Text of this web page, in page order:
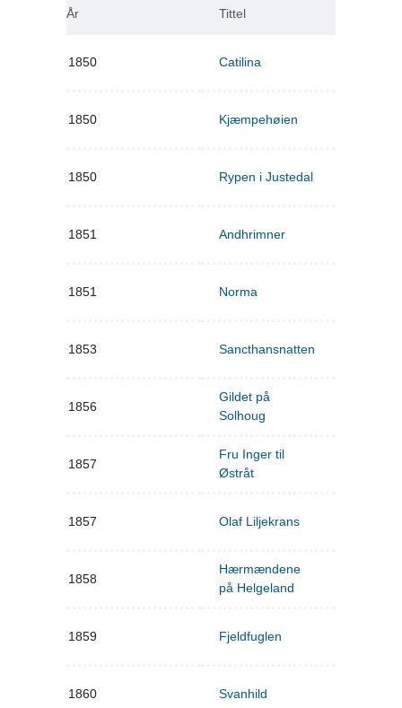
År Tittel
1850 Catilina
1850 Kjæmpehøien
1850 Rypen i Justedal
1851 Andhrimner
1851 Norma
1853 Sancthansnatten
1856
Gildet på
Solhoug
1857
Fru Inger til
Østråt
1857 Olaf Liljekrans
1858
Hærmændene
på Helgeland
1859 Fjeldfuglen
1860 Svanhild